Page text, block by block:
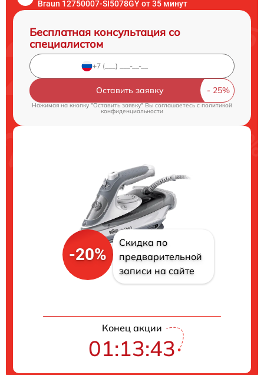
Braun 12750007-SI5078GY от 35 минут
Бесплатная консультация со
специалистом
Оставить заявку
Нажимая на кнопку "Оставить заявку" Вы соглашаетесь cполитикой
конфиденциальности
-20%
Скидка по
предварительной
записи на сайте
Конец акции
01:13:42